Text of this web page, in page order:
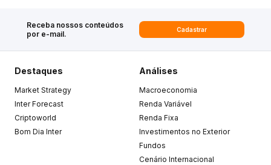
Receba nossos conteúdos
por e-mail.
Cadastrar
Destaques
Market Strategy
Inter Forecast
Criptoworld
Bom Dia Inter
Análises
Macroeconomia
Renda Variável
Renda Fixa
Investimentos no Exterior
Fundos
Cenário Internacional